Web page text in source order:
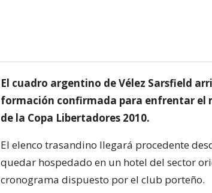
El cuadro argentino de Vélez Sarsfield
formación confirmada para enfrentar el
de la Copa Libertadores 2010.
El elenco trasandino llegará procedente
quedar hospedado en un hotel del sector
cronograma dispuesto por el club porteño.